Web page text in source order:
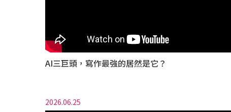
AI三巨頭，寫作最強的居然是它？
2026.06.25